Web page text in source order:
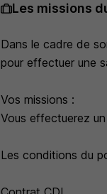
Les missions
Dans le cadre de
pour effectuer une
Vos missions :
Vous effectuerez
Les conditions du